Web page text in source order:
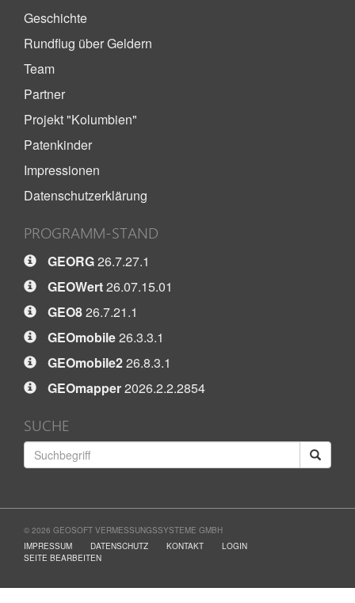
Geschichte
Rundflug über Geldern
Team
Partner
Projekt "Kolumbien"
Patenkinder
Impressionen
Datenschutzerklärung
PROGRAMM-STAND
GEORG26.7.27.1
GEOWert26.07.15.01
GEO826.7.21.1
GEOmobile26.3.3.1
GEOmobile226.8.3.1
GEOmapper2026.2.2.2854
SUCHE
© 2026 GEOSOFT VERMESSUNGSSYSTEME GMBH
IMPRESSUM
DATENSCHUTZ KONTAKT
LOGIN
SEITE BEARBEITEN